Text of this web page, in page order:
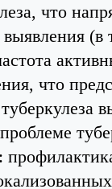
что
выявления
что